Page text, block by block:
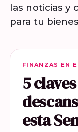
las noticias y
para tu
FINANZAS EN
FINANZAS EN
5
esta